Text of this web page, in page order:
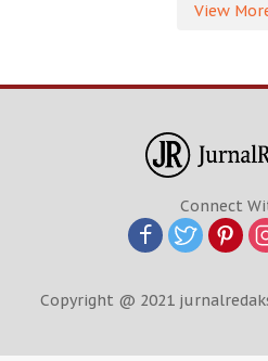
View
Connect
Copyright @ 2021